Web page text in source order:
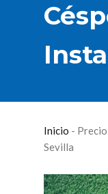
Inicio -
Sevilla